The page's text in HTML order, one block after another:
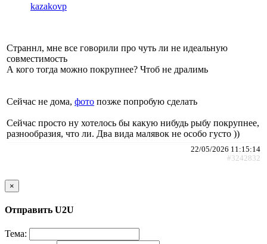
kazakovp
Страннл, мне все говорили про чуть ли не идеальную
совместимость
А кого тогда можно покрупнее? Чтоб не дралимь
Сейчас не дома, фото позже попробую сделать
Сейчас просто ну хотелось бы какую нибудь рыбу покрупнее,
разнообразия, что ли. Два вида малявок не особо густо ))
22/05/2026 11:15:14
#3242832
×
Отправить U2U
Тема: